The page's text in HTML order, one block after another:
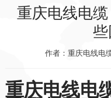
重庆电线电
作者：重庆电线电
重庆电线电